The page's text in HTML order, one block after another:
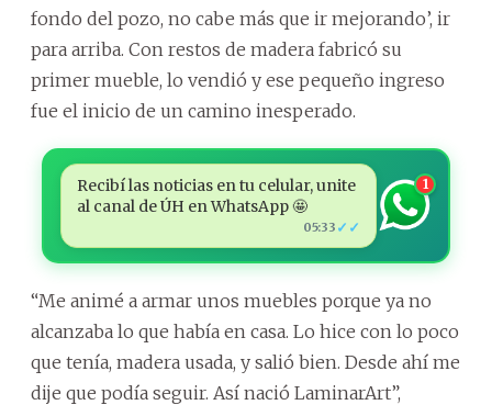
fondo del pozo, no cabe más que ir mejorando’, ir
para arriba. Con restos de madera fabricó su
primer mueble, lo vendió y ese pequeño ingreso
fue el inicio de un camino inesperado.
Recibí las noticias en tu celular, unite
al canal de ÚH en WhatsApp 🤩
05:33 ✓✓
1
“Me animé a armar unos muebles porque ya no
alcanzaba lo que había en casa. Lo hice con lo poco
que tenía, madera usada, y salió bien. Desde ahí me
dije que podía seguir. Así nació LaminarArt”,